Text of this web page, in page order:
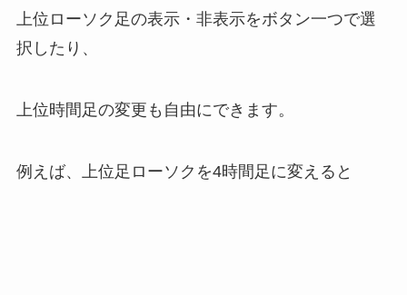
上位ローソク足の表示・非表示をボタン一つで選
択したり、
上位時間足の変更も自由にできます。
例えば、上位足ローソクを4時間足に変えると